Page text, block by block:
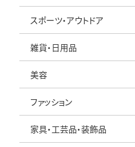
スポーツ・アウトドア
雑貨・日用品
美容
ファッション
家具・工芸品・装飾品